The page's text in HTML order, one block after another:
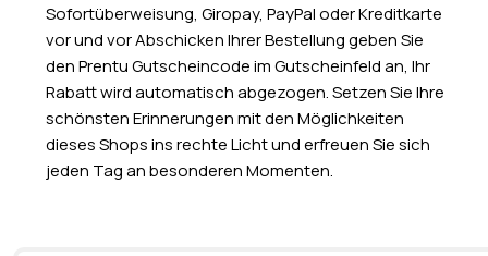
Sofortüberweisung, Giropay, PayPal oder Kreditkarte
vor und vor Abschicken Ihrer Bestellung geben Sie
den Prentu Gutscheincode im Gutscheinfeld an, Ihr
Rabatt wird automatisch abgezogen. Setzen Sie Ihre
schönsten Erinnerungen mit den Möglichkeiten
dieses Shops ins rechte Licht und erfreuen Sie sich
jeden Tag an besonderen Momenten.